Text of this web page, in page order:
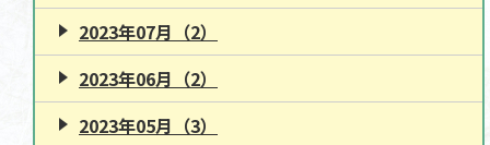
2023年07月（2）
2023年06月（2）
2023年05月（3）